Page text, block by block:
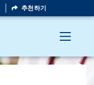
추천하기